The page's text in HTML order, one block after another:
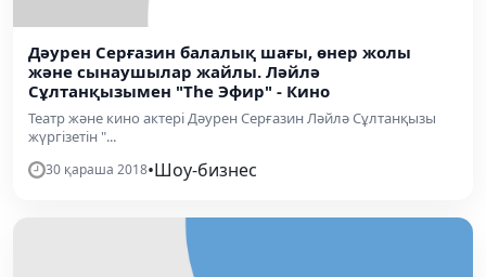
Дәурен Серғазин балалық шағы, өнер жолы
және сынаушылар жайлы. Ләйлә
Сұлтанқызымен "The Эфир" - Кино
Театр және кино актері Дәурен Серғазин Ләйлә Сұлтанқызы
жүргізетін "...
30 қараша 2018•Шоу-бизнес